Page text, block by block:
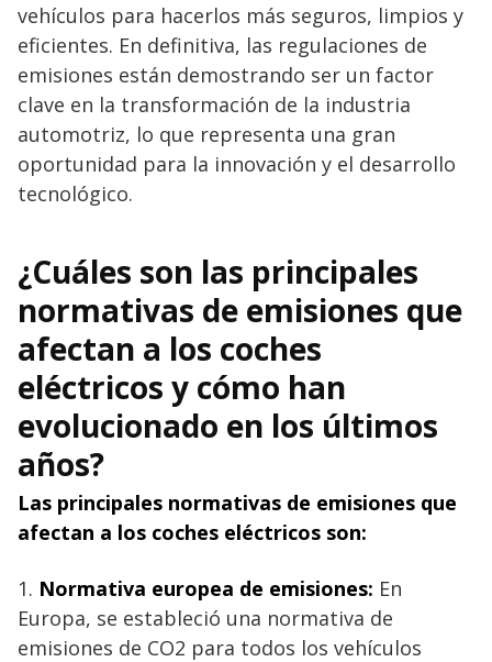
vehículos para hacerlos más seguros, limpios y
eficientes. En definitiva, las regulaciones de
emisiones están demostrando ser un factor
clave en la transformación de la industria
automotriz, lo que representa una gran
oportunidad para la innovación y el desarrollo
tecnológico.
¿Cuáles son las principales
normativas de emisiones que
afectan a los coches
eléctricos y cómo han
evolucionado en los últimos
años?
Las principales normativas de emisiones que
afectan a los coches eléctricos son:
1. Normativa europea de emisiones: En
Europa, se estableció una normativa de
emisiones de CO2 para todos los vehículos